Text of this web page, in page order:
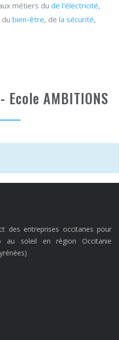
métiers du de l'électricité,
du bien-être, de la sécurité,
AMBITIONS
des entreprises occitanes pour
au soleil en région Occitanie